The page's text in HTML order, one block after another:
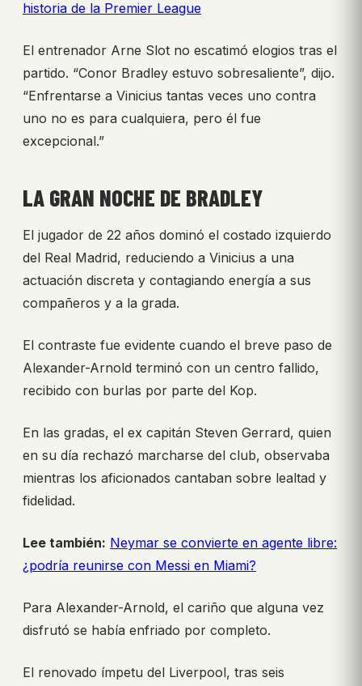
historia de la Premier League
El entrenador Arne Slot no escatimó elogios tras el
partido. “Conor Bradley estuvo sobresaliente”, dijo.
“Enfrentarse a Vinicius tantas veces uno contra
uno no es para cualquiera, pero él fue
excepcional.”
LA GRAN NOCHE DE BRADLEY
El jugador de 22 años dominó el costado izquierdo
del Real Madrid, reduciendo a Vinicius a una
actuación discreta y contagiando energía a sus
compañeros y a la grada.
El contraste fue evidente cuando el breve paso de
Alexander-Arnold terminó con un centro fallido,
recibido con burlas por parte del Kop.
En las gradas, el ex capitán Steven Gerrard, quien
en su día rechazó marcharse del club, observaba
mientras los aficionados cantaban sobre lealtad y
fidelidad.
Lee también: Neymar se convierte en agente libre:
¿podría reunirse con Messi en Miami?
Para Alexander-Arnold, el cariño que alguna vez
disfrutó se había enfriado por completo.
El renovado ímpetu del Liverpool, tras seis